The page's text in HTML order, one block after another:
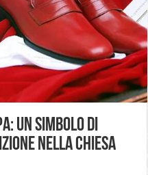
Un simbolo di
nella Chiesa